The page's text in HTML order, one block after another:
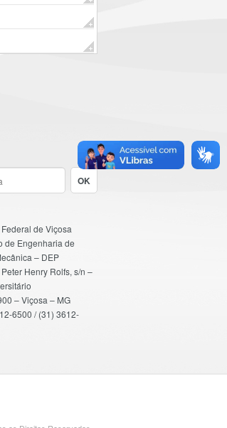
de Viçosa
de Engenharia de
– DEP
Henry Rolfs, s/n –
– Viçosa – MG
6500 / (31) 3612-